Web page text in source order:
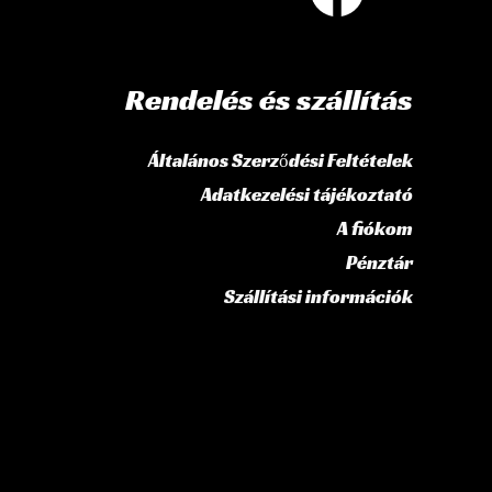
Rendelés és szállítás
Általános Szerződési Feltételek
Adatkezelési tájékoztató
A fiókom
Pénztár
Szállítási információk